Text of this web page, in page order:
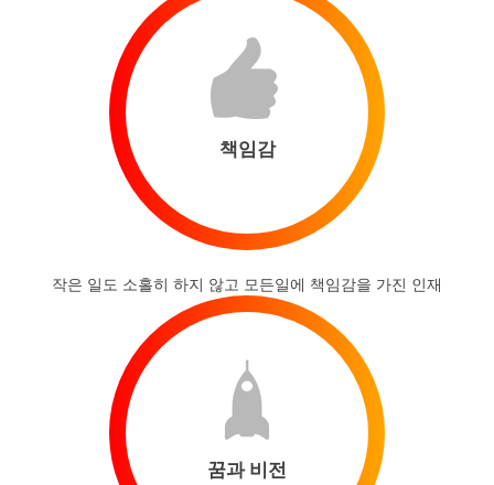
책임감
작은 일도 소홀히 하지 않고 모든일에 책임감을 가진 인재
꿈과 비전